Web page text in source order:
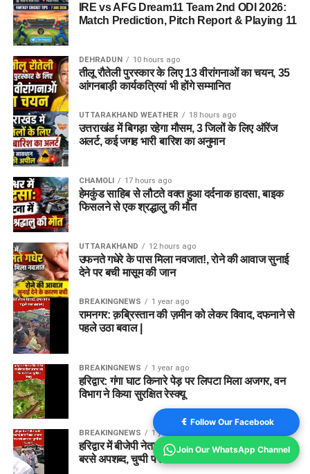
IRE vs AFG Dream11 Team 2nd ODI 2026:
Match Prediction, Pitch Report & Playing 11
DEHRADUN 10 hours ago
तीलू रौतेली पुरस्कार के लिए 13 वीरांगनाओं का चयन, 35
आंगनबाड़ी कार्यकत्रियां भी होंगे सम्मानित
UTTARAKHAND WEATHER 18 hours ago
उत्तराखंड में बिगड़ा रहेगा मौसम, 3 जिलों के लिए ऑरेंज
अलर्ट, कई जगह भारी बारिश का अनुमान
CHAMOLI 17 hours ago
हेमकुंड साहिब से लौटते वक्त हुआ दर्दनाक हादसा, बाइक
फिसलने से एक श्रद्धालु की मौत
UTTARAKHAND 12 hours ago
उफनते गधेरे के पास मिला नवजात!, रोने की आवाज सुनाई
देने पर बची मासूम की जान
BREAKINGNEWS 1 year ago
रामनगर: क़ब्रिस्तान की ज़मीन को लेकर विवाद, दफनाने से
पहले उठा बवाल |
BREAKINGNEWS 1 year ago
हरिद्वार: गंगा घाट किनारे पेड़ पर लिपटा मिला अजगर, वन
विभाग ने किया सुरक्षित रेस्क्यू
BREAKINGNEWS 1 year ago
हरिद्वार में बीजेपी नेता की दबंगई कैमरे में कैद, अफसर पर
बरसे अपशब्द, चुप्पी पर उठे सवाल
Follow Our Facebook
Join Our WhatsApp Channel